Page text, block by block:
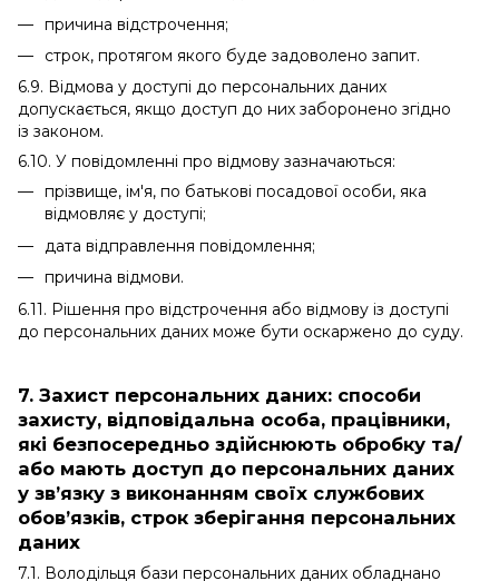
причина відстрочення;
строк, протягом якого буде задоволено запит.
6.9. Відмова у доступі до персональних даних
допускається, якщо доступ до них заборонено згідно
із законом.
6.10. У повідомленні про відмову зазначаються:
прізвище, ім'я, по батькові посадової особи, яка
відмовляє у доступі;
дата відправлення повідомлення;
причина відмови.
6.11. Рішення про відстрочення або відмову із доступі
до персональних даних може бути оскаржено до суду.
7. Захист персональних даних: способи
захисту, відповідальна особа, працівники,
які безпосередньо здійснюють обробку та/
або мають доступ до персональних даних
у зв’язку з виконанням своїх службових
обов’язків, строк зберігання персональних
даних
7.1. Володільця бази персональних даних обладнано